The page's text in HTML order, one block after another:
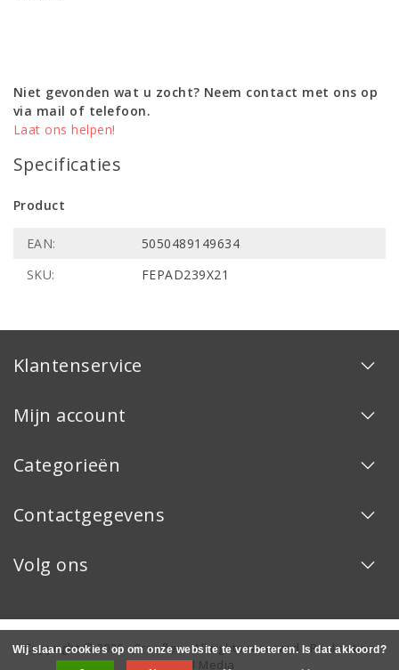
Niet gevonden wat u zocht? Neem contact met ons op
via mail of telefoon.
Laat ons helpen!
Specificaties
Product
EAN:
5050489149634
SKU:
FEPAD239X21
Klantenservice
Mijn account
Categorieën
Contactgegevens
Volg ons
Copyright © 2026 - Creaflex - All rights reserved - Realization
InStijl Media
Wij slaan cookies op om onze website te verbeteren. Is dat akkoord?